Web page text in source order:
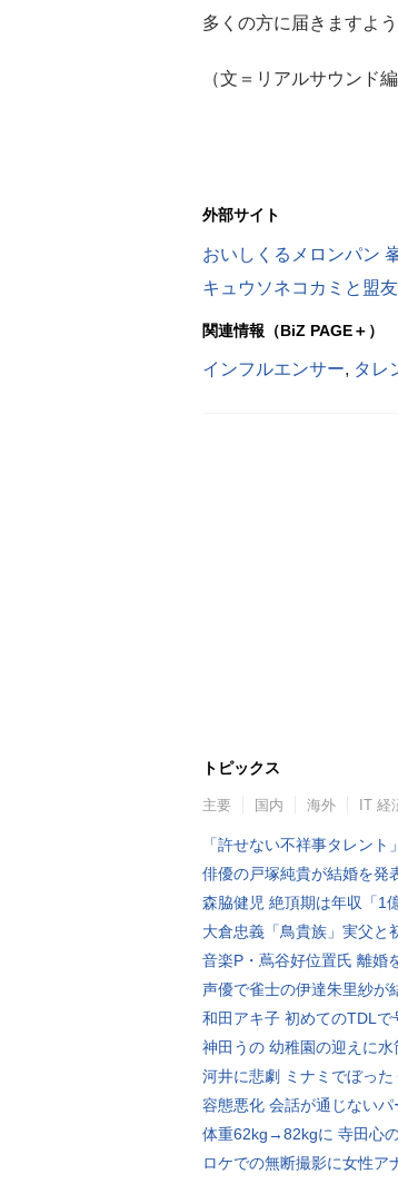
多くの方に届きますよう
（文＝リアルサウンド編
外部サイト
関連情報（BiZ PAGE＋）
インフルエンサー, タレ
トピックス
主要 国内 海外 IT 経
「許せない不祥事タレント
俳優の戸塚純貴が結婚を発
森脇健児 絶頂期は年収「1億
大倉忠義「鳥貴族」実父と
音楽P・蔦谷好位置氏 離婚
声優で雀士の伊達朱里紗が
和田アキ子 初めてのTDLで
神田うの 幼稚園の迎えに水
河井に悲劇 ミナミでぼった
容態悪化 会話が通じないパ
体重62kg→82kgに 寺田心
ロケでの無断撮影に女性ア